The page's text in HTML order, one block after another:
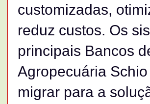
customizadas,
reduz custos. Os
principais Bancos
Agropecuária
migrar para a